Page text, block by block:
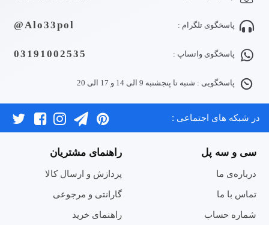
پاسخگوی تلگرام : Alo33pol@
پاسخگوی واتساپ : 03191002535
پاسخگویی : شنبه تا پنجشنبه 9 الی 14 و 17 الی 20
در شبکه های اجتماعی :
سی و سه پل
درباره‌ی ما
تماس با ما
شماره حساب
راهنمای مشتریان
پردازش و ارسال کالا
گارانتی و مرجوعی
راهنمای خرید